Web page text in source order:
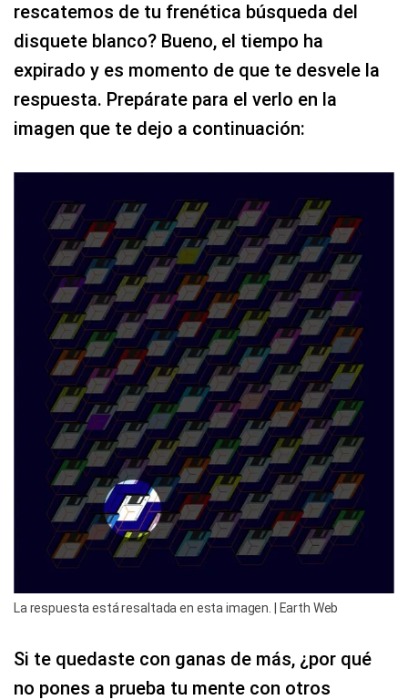
rescatemos de tu frenética búsqueda del
disquete blanco? Bueno, el tiempo ha
expirado y es momento de que te desvele la
respuesta. Prepárate para el verlo en la
imagen que te dejo a continuación:
La respuesta está resaltada en esta imagen. | Earth Web
Si te quedaste con ganas de más, ¿por qué
no pones a prueba tu mente con otros